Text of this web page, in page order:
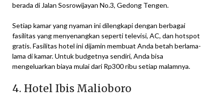
berada di Jalan Sosrowijayan No.3, Gedong Tengen.
Setiap kamar yang nyaman ini dilengkapi dengan berbagai
fasilitas yang menyenangkan seperti televisi, AC, dan hotspot
gratis. Fasilitas hotel ini dijamin membuat Anda betah berlama-
lama di kamar. Untuk budgetnya sendiri, Anda bisa
mengeluarkan biaya mulai dari Rp300 ribu setiap malamnya.
4. Hotel Ibis Malioboro